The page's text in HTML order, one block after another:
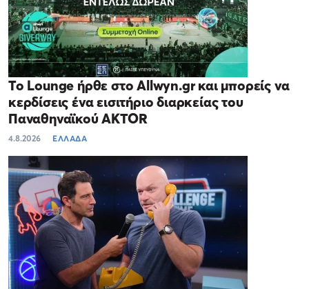
Το Lounge ήρθε στο Allwyn.gr και μπορείς να
κερδίσεις ένα εισιτήριο διαρκείας του
Παναθηναϊκού AKTOR
4.8.2026 ΕΛΛΑΔΑ